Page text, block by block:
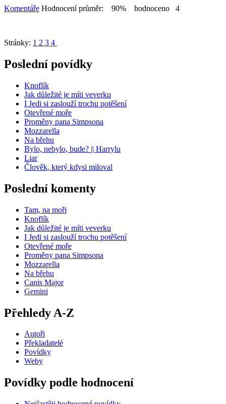
Komentáře Hodnocení průměr: 90% hodnoceno 4
Stránky: 1 2 3 4
Poslední povídky
Knoflík
Jak důležité je míti veverku
I Jedi si zaslouží trochu potěšení
Otevřené moře
Proměny pana Simpsona
Mozzarella
Na břehu
Bylo, nebylo, bude? || Harrylu
Liar
Člověk, který kdysi miloval
Poslední komenty
Tam, na moři
Knoflík
Jak důležité je míti veverku
I Jedi si zaslouží trochu potěšení
Otevřené moře
Proměny pana Simpsona
Mozzarella
Na břehu
Canis Major
Gemini
Přehledy A-Z
Autoři
Překladatelé
Povídky
Weby
Povídky podle hodnocení